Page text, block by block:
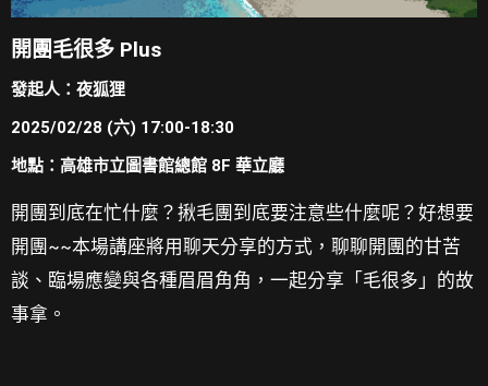
開團毛很多 Plus
發起人：夜狐狸
2025/02/28 (六) 17:00-18:30
地點：高雄市立圖書館總館 8F 華立廳
開團到底在忙什麼？揪毛團到底要注意些什麼呢？好想要
開團~~本場講座將用聊天分享的方式，聊聊開團的甘苦
談、 臨場應變與各種眉眉角角，一起分享「毛很多」的故
事拿。